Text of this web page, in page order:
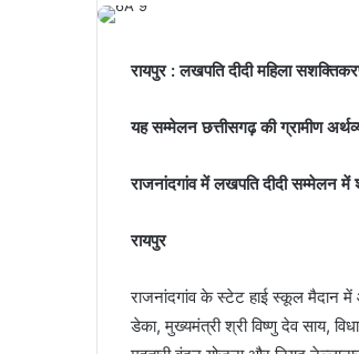
रायपुर : लखपति दीदी महिला
यह सम्मेलन छत्तीसगढ़ की ग्रामीण
राजनांदगांव में लखपति दीदी सम्मेलन में
रायपुर
राजनांदगांव के स्टेट हाई स्कूल मैदान में
डेका, मुख्यमंत्री श्री विष्णु देव साय,